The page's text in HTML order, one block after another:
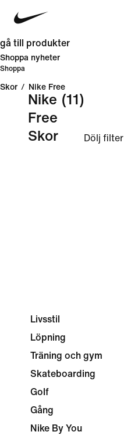
gå till produkter
Shoppa nyheter
Shoppa
Skor / Nike Free
Nike
Free
Skor
(11)
Dölj filter
Livsstil
Löpning
Träning och gym
Skateboarding
Golf
Gång
Nike By You